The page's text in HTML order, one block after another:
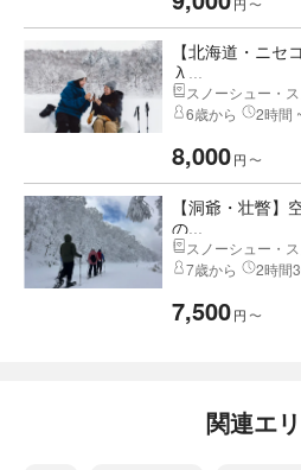
【北海道・ニセ
入...
スノーシュー・
6歳から
2時間
8,000円 〜
【洞爺・壮瞥】
の...
スノーシュー・
7歳から
2時間
7,500円 〜
関連エ